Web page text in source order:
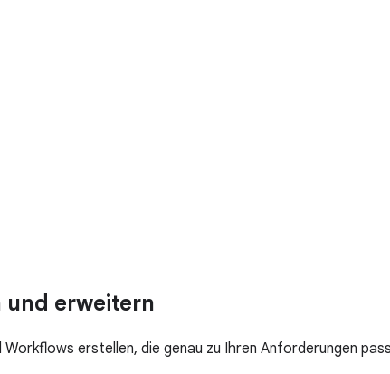
und erweitern
erstellen, die genau zu Ihren Anforderungen